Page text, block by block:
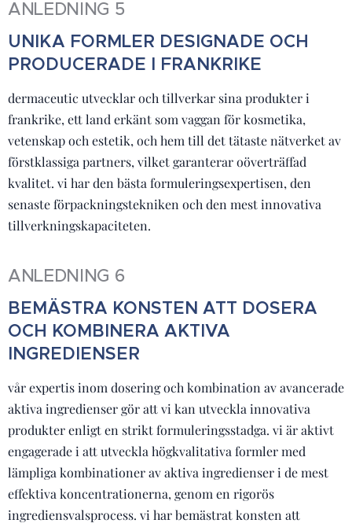
ANLEDNING 5
UNIKA FORMLER DESIGNADE OCH
PRODUCERADE I FRANKRIKE
dermaceutic utvecklar och tillverkar sina produkter i
frankrike, ett land erkänt som vaggan för kosmetika,
vetenskap och estetik, och hem till det tätaste nätverket av
förstklassiga partners, vilket garanterar oöverträffad
kvalitet. vi har den bästa formuleringsexpertisen, den
senaste förpackningstekniken och den mest innovativa
tillverkningskapaciteten.
ANLEDNING 6
BEMÄSTRA KONSTEN ATT DOSERA
OCH KOMBINERA AKTIVA
INGREDIENSER
vår expertis inom dosering och kombination av avancerade
aktiva ingredienser gör att vi kan utveckla innovativa
produkter enligt en strikt formuleringsstadga. vi är aktivt
engagerade i att utveckla högkvalitativa formler med
lämpliga kombinationer av aktiva ingredienser i de mest
effektiva koncentrationerna, genom en rigorös
ingrediensvalsprocess. vi har bemästrat konsten att